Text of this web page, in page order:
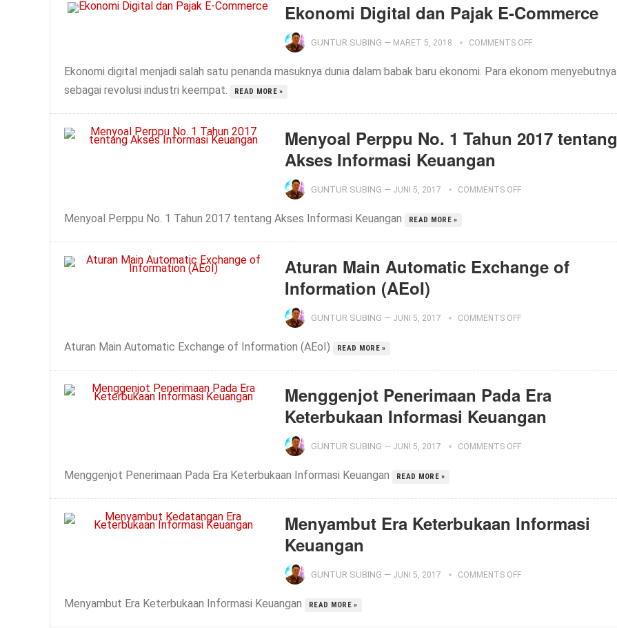
Ekonomi Digital dan Pajak E-Commerce
GUNTUR SUBING — MARET 5, 2018 COMMENTS OFF
Ekonomi digital menjadi salah satu penanda masuknya dunia dalam babak baru ekonomi. Para ekonom menyebutnya
sebagai revolusi industri keempat.
READ MORE »
Menyoal Perppu No. 1 Tahun 2017 tentang
Akses Informasi Keuangan
GUNTUR SUBING — JUNI 5, 2017 COMMENTS OFF
Menyoal Perppu No. 1 Tahun 2017 tentang Akses Informasi Keuangan READ MORE »
Aturan Main Automatic Exchange of
Information (AEoI)
GUNTUR SUBING — JUNI 5, 2017 COMMENTS OFF
Aturan Main Automatic Exchange of Information (AEoI) READ MORE »
Menggenjot Penerimaan Pada Era
Keterbukaan Informasi Keuangan
GUNTUR SUBING — JUNI 5, 2017 COMMENTS OFF
Menggenjot Penerimaan Pada Era Keterbukaan Informasi Keuangan READ MORE »
Menyambut Era Keterbukaan Informasi
Keuangan
GUNTUR SUBING — JUNI 5, 2017 COMMENTS OFF
Menyambut Era Keterbukaan Informasi Keuangan READ MORE »